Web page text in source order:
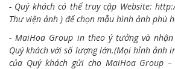
- Quý khách có thể truy cập Website:
Thư viện ảnh ) để chọn mẫu hình ảnh phù
- MaiHoa Group in theo ý tưởng và
Quý khách với số lượng lớn.(Mọi hỉnh ảnh
của Quý khách gửi cho MaiHoa Group